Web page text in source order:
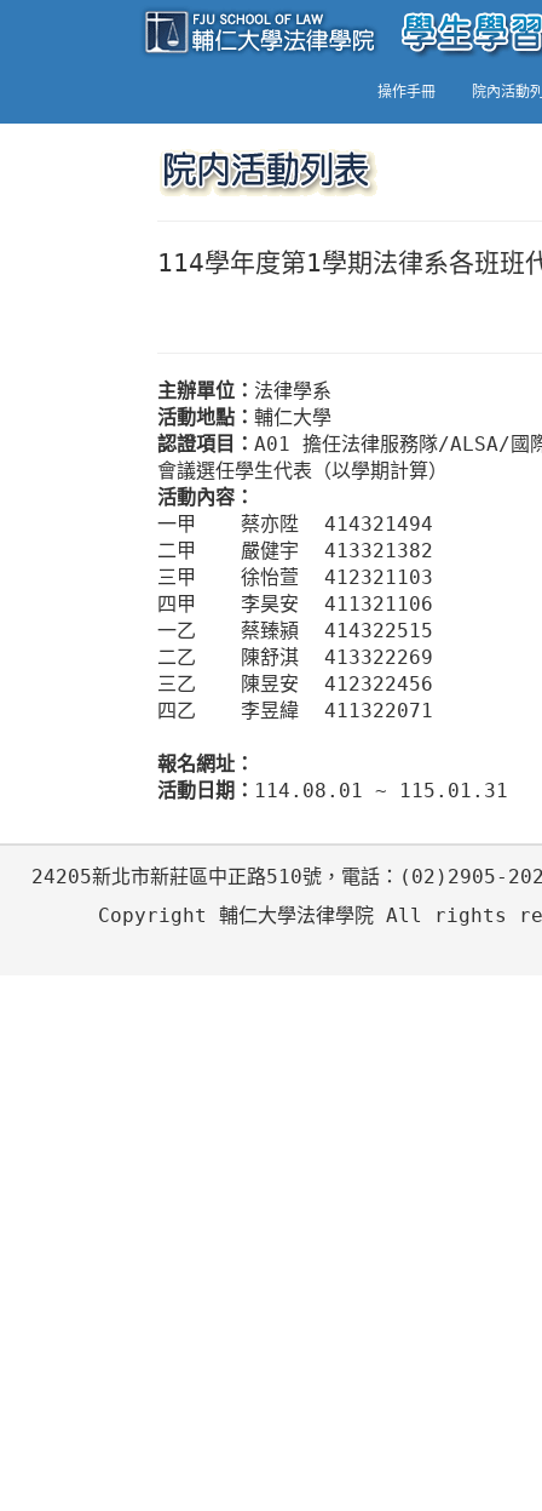
操作手冊 院內活動
114學年度第1學期法律系各班班
主辦單位： 法律學系
活動地點： 輔仁大學
認證項目： A01 擔任法律服務隊/ALSA/國
會議選任學生代表（以學期計算）
活動內容：
一甲
蔡亦陞
414321494
二甲
嚴健宇
413321382
三甲
徐怡萱
412321103
四甲
李昊安
411321106
一乙
蔡臻潁
414322515
二乙
陳舒淇
413322269
三乙
陳昱安
412322456
四乙
李昱緯 411322071
報名網址：
活動日期： 114.08.01 ~ 115.01.31
24205新北市新莊區中正路510號，電話：(02)2905-
Copyright 輔仁大學法律學院 All rights